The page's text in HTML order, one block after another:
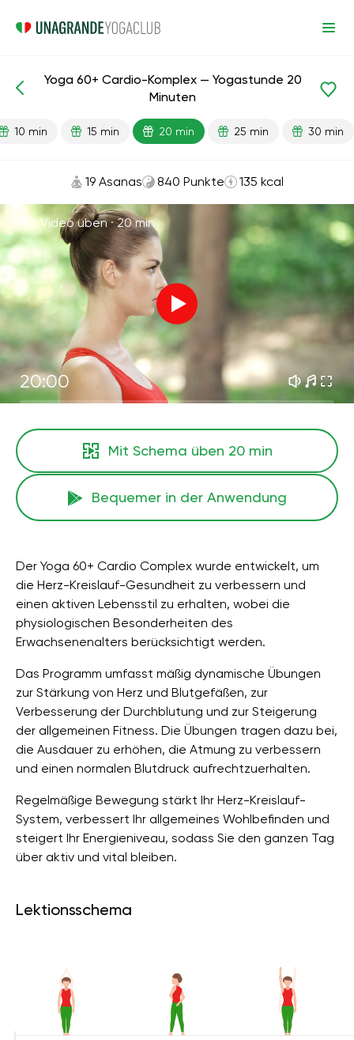
Alter
Yoga 60+ Cardio-Komplex — Yogastunde 20
Minuten
10 min 15 min 20 min 25 min 30 min
19 Asanas 840 Punkte 135 kcal
Mit Video üben ·20 min
20:00
Mit Schema üben 20 min
Bequemer in der Anwendung
Der Yoga 60+ Cardio Complex wurde entwickelt, um
die Herz-Kreislauf-Gesundheit zu verbessern und
einen aktiven Lebensstil zu erhalten, wobei die
physiologischen Besonderheiten des
Erwachsenenalters berücksichtigt werden.
Das Programm umfasst mäßig dynamische Übungen
zur Stärkung von Herz und Blutgefäßen, zur
Verbesserung der Durchblutung und zur Steigerung
der allgemeinen Fitness. Die Übungen tragen dazu bei,
die Ausdauer zu erhöhen, die Atmung zu verbessern
und einen normalen Blutdruck aufrechtzuerhalten.
Regelmäßige Bewegung stärkt Ihr Herz-Kreislauf-
System, verbessert Ihr allgemeines Wohlbefinden und
steigert Ihr Energieniveau, sodass Sie den ganzen Tag
über aktiv und vital bleiben.
Lektionsschema